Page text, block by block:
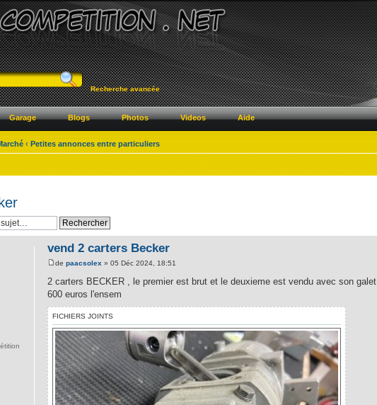
Recherche avancée
Garage Blogs Photos Videos Aide
‹ Petites annonces entre particuliers
vend 2 carters Becker
de paacsolex » 05 Déc 2024, 18:51
2 carters BECKER , le premier est brut et le deuxieme est vendu avec son
600 euros l'ensem
FICHIERS JOINTS